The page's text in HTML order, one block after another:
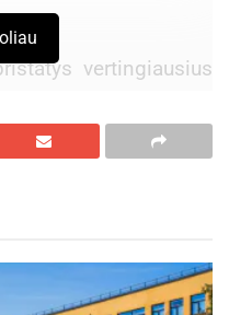
vertingiausius
Panevėžio maudyklose,
poilsio parko braidyklą
Panevėžys švęs 523-